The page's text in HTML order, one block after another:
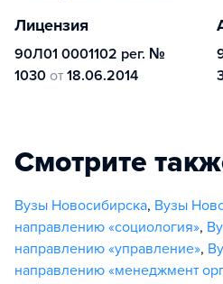
Лицензия
90Л01 0001102 рег. №
1030 от 18.06.2014
Смотрите
Вузы Новосибирска, Вузы
направлению «социология»,
направлению «управление»,
направлению «менеджмент